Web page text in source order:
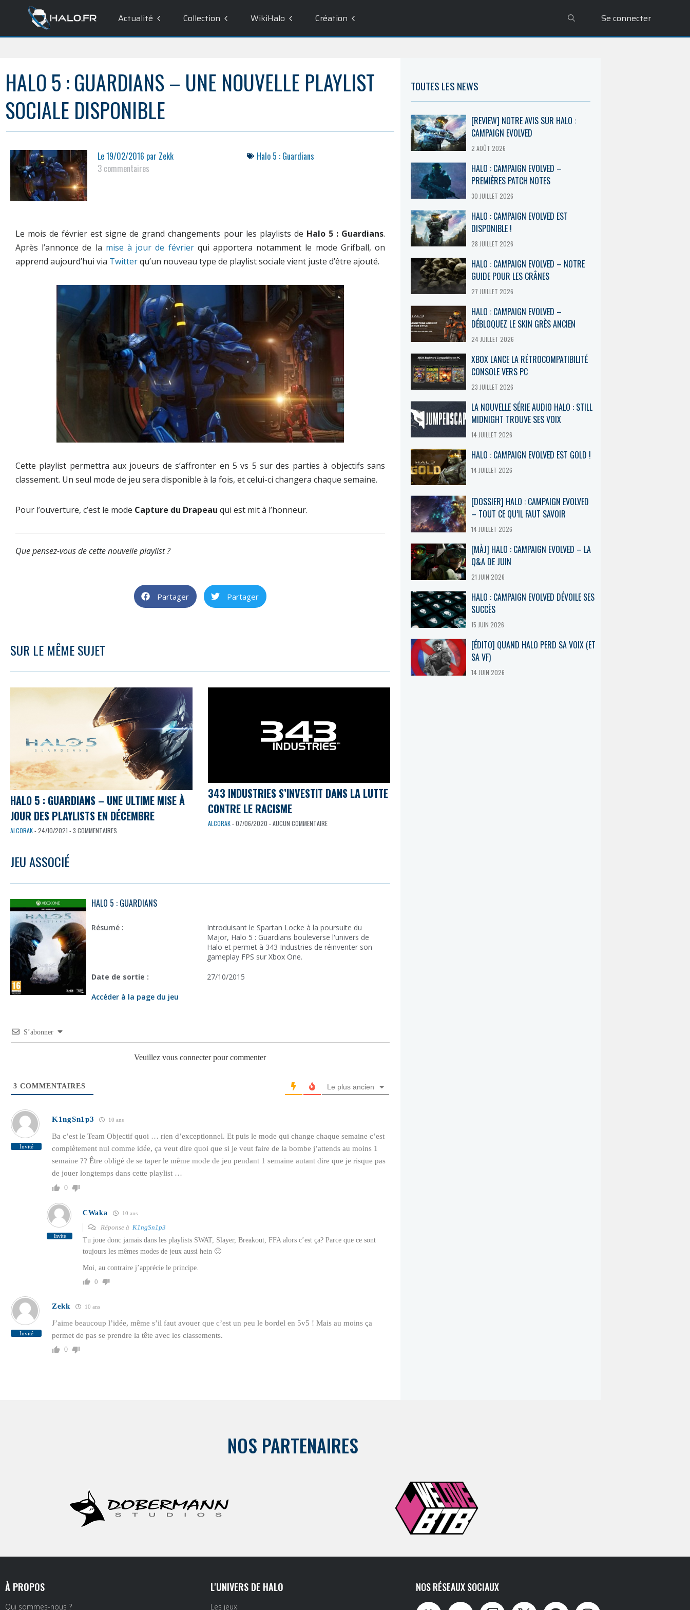
Actualité Collection WikiHalo Création Se connecter
HALO 5 : GUARDIANS – UNE NOUVELLE PLAYLIST
SOCIALE DISPONIBLE
Le19/02/2016 par Zekk
3 commentaires
Halo 5 : Guardians
Le mois de février est signe de grand changements pour les playlists de Halo 5 : Guardians.
Après l’annonce de la mise à jour de févrierqui apportera notamment le mode Grifball, on
apprend aujourd’hui via Twitterqu’un nouveau type de playlist sociale vient juste d’être ajouté.
Cette playlist permettra aux joueurs de s’affronter en 5 vs 5 sur des parties à objectifs sans
classement. Un seul mode de jeu sera disponible à la fois, et celui-ci changera chaque semaine.
Pour l’ouverture, c’est le mode Capture du Drapeau qui est mit à l’honneur.
Que pensez-vous de cette nouvelle playlist ?
Partager Partager
SUR LE MÊME SUJET
HALO 5 : GUARDIANS – UNE ULTIME MISE À
JOUR DES PLAYLISTS EN DÉCEMBRE
ALCORAK- 24/10/2021 - 3 COMMENTAIRES
343 INDUSTRIES S’INVESTIT DANS LA LUTTE
CONTRE LE RACISME
ALCORAK- 07/06/2020 - AUCUN COMMENTAIRE
JEU ASSOCIÉ
HALO 5 : GUARDIANS
Résumé :
Introduisant le Spartan Locke à la poursuite du
Major, Halo 5 : Guardians bouleverse l'univers de
Halo et permet à 343 Industries de réinventer son
gameplay FPS sur Xbox One.
Date de sortie : 27/10/2015
Accéder à la page du jeu
S’abonner
Veuillez vous connecter pour commenter
3 COMMENTAIRES Le plus ancien
Invité
K1ngSn1p3 10 ans
Ba c’est le Team Objectif quoi … rien d’exceptionnel. Et puis le mode qui change chaque semaine c’est
complètement nul comme idée, ça veut dire quoi que si je veut faire de la bombe j’attends au moins 1
semaine ?? Être obligé de se taper le même mode de jeu pendant 1 semaine autant dire que je risque pas
de jouer longtemps dans cette playlist …
0
Invité
CWaka 10 ans
Réponse à K1ngSn1p3
Tu joue donc jamais dans les playlists SWAT, Slayer, Breakout, FFA alors c’est ça? Parce que ce sont
toujours les mêmes modes de jeux aussi hein 🙂
Moi, au contraire j’apprécie le principe.
0
Invité
Zekk 10 ans
J’aime beaucoup l’idée, même s’il faut avouer que c’est un peu le bordel en 5v5 ! Mais au moins ça
permet de pas se prendre la tête avec les classements.
0
TOUTES LES NEWS
[REVIEW] NOTRE AVIS SUR HALO :
CAMPAIGN EVOLVED
2 AOÛT 2026
HALO : CAMPAIGN EVOLVED –
PREMIÈRES PATCH NOTES
30 JUILLET 2026
HALO : CAMPAIGN EVOLVED EST
DISPONIBLE !
28 JUILLET 2026
HALO : CAMPAIGN EVOLVED – NOTRE
GUIDE POUR LES CRÂNES
27 JUILLET 2026
HALO : CAMPAIGN EVOLVED –
DÉBLOQUEZ LE SKIN GRÈS ANCIEN
24 JUILLET 2026
XBOX LANCE LA RÉTROCOMPATIBILITÉ
CONSOLE VERS PC
23 JUILLET 2026
LA NOUVELLE SÉRIE AUDIO HALO : STILL
MIDNIGHT TROUVE SES VOIX
14 JUILLET 2026
HALO : CAMPAIGN EVOLVED EST GOLD !
14 JUILLET 2026
[DOSSIER] HALO : CAMPAIGN EVOLVED
– TOUT CE QU’IL FAUT SAVOIR
14 JUILLET 2026
[MÀJ] HALO : CAMPAIGN EVOLVED – LA
Q&A DE JUIN
21 JUIN 2026
HALO : CAMPAIGN EVOLVED DÉVOILE SES
SUCCÈS
15 JUIN 2026
[ÉDITO] QUAND HALO PERD SA VOIX (ET
SA VF)
14 JUIN 2026
NOS PARTENAIRES
À PROPOS
Qui sommes-nous ?
L'UNIVERS DE HALO
Les jeux
NOS RÉSEAUX SOCIAUX